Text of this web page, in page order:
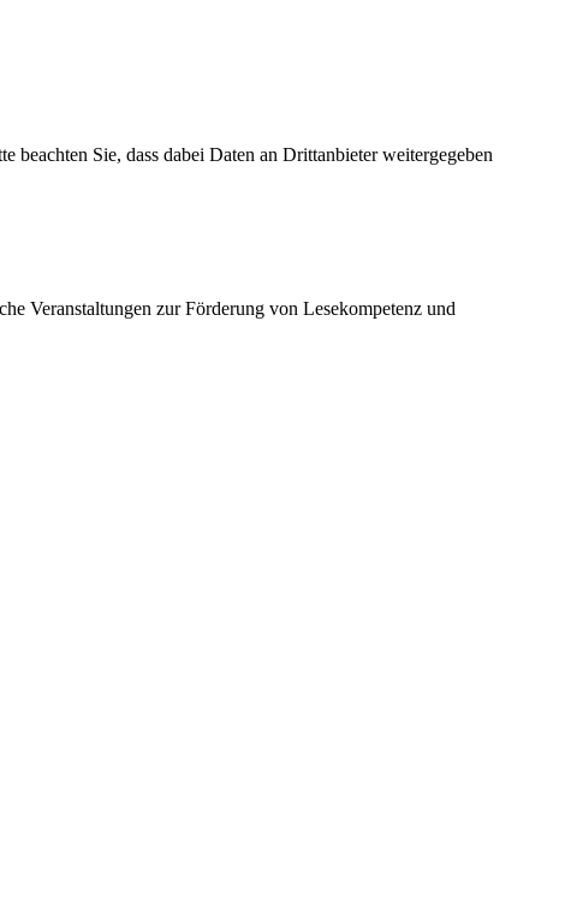
Sie, dass dabei Daten an Drittanbieter weitergegeben
Veranstaltungen zur Förderung von Lesekompetenz und